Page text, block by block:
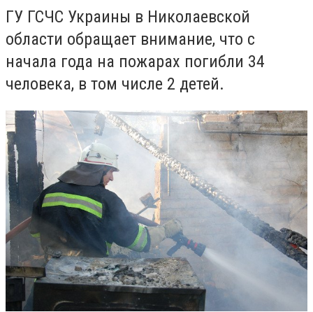
ГУ ГСЧС Украины в Николаевской
области обращает внимание, что с
начала года на пожарах погибли 34
человека, в том числе 2 детей.